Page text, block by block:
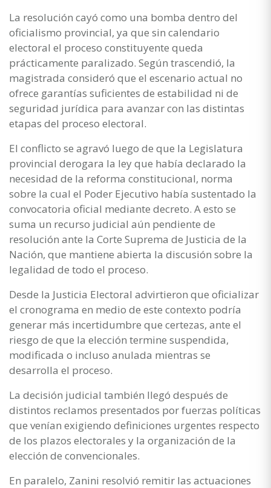
La resolución cayó como una bomba dentro del
oficialismo provincial, ya que sin calendario
electoral el proceso constituyente queda
prácticamente paralizado. Según trascendió, la
magistrada consideró que el escenario actual no
ofrece garantías suficientes de estabilidad ni de
seguridad jurídica para avanzar con las distintas
etapas del proceso electoral.
El conflicto se agravó luego de que la Legislatura
provincial derogara la ley que había declarado la
necesidad de la reforma constitucional, norma
sobre la cual el Poder Ejecutivo había sustentado la
convocatoria oficial mediante decreto. A esto se
suma un recurso judicial aún pendiente de
resolución ante la Corte Suprema de Justicia de la
Nación, que mantiene abierta la discusión sobre la
legalidad de todo el proceso.
Desde la Justicia Electoral advirtieron que oficializar
el cronograma en medio de este contexto podría
generar más incertidumbre que certezas, ante el
riesgo de que la elección termine suspendida,
modificada o incluso anulada mientras se
desarrolla el proceso.
La decisión judicial también llegó después de
distintos reclamos presentados por fuerzas políticas
que venían exigiendo definiciones urgentes respecto
de los plazos electorales y la organización de la
elección de convencionales.
En paralelo, Zanini resolvió remitir las actuaciones